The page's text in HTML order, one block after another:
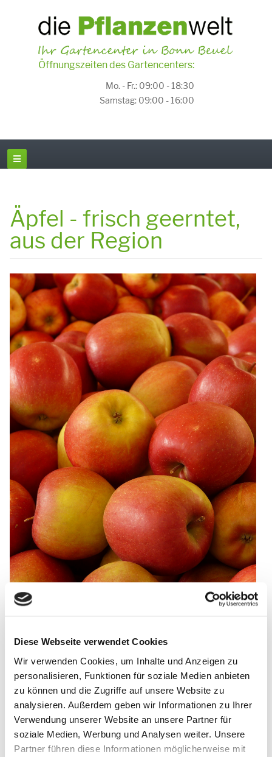
Diese Webseite verwendet Cookies
Wir verwenden Cookies, um Inhalte und Anzeigen zu
personalisieren, Funktionen für soziale Medien anbieten
zu können und die Zugriffe auf unsere Website zu
analysieren. Außerdem geben wir Informationen zu Ihrer
Verwendung unserer Website an unsere Partner für
soziale Medien, Werbung und Analysen weiter. Unsere
Partner führen diese Informationen möglicherweise mit
Öffnungszeiten des Gartencenters:
Mo. - Fr.: 09:00 - 18:30
Samstag: 09:00 - 16:00
Äpfel - frisch geerntet,
aus der Region
Auswahl an Sommerblumen!
Zurück